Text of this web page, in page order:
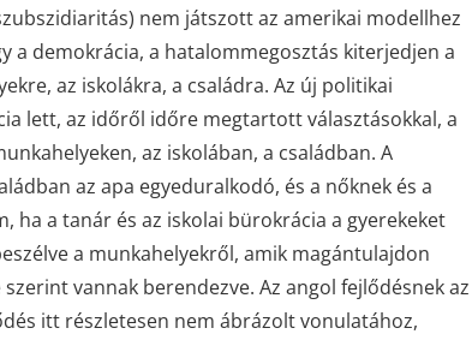
nem játszott az amerikai modellhez
a demokrácia, a hatalommegosztás kiterjedjen a
az iskolákra, a családra. Az új politikai
lett, az időről időre megtartott választásokkal, a
az iskolában, a családban. A
az apa egyeduralkodó, és a nőknek és a
ha a tanár és az iskolai bürokrácia a gyerekeket
a munkahelyekről, amik magántulajdon
vannak berendezve. Az angol fejlődésnek az
itt részletesen nem ábrázolt vonulatához,